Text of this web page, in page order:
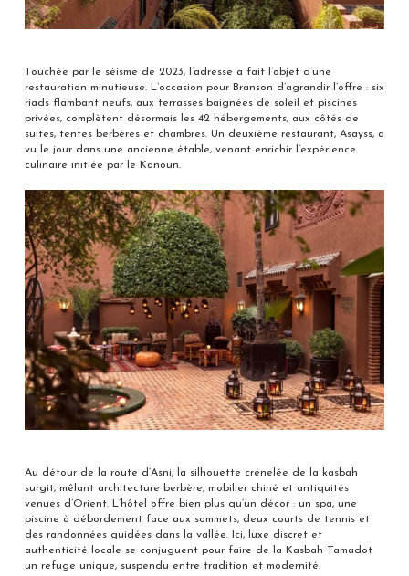
Touchée par le séisme de 2023, l’adresse a fait l’objet d’une
restauration minutieuse. L’occasion pour Branson d’agrandir l’offre : six
riads flambant neufs, aux terrasses baignées de soleil et piscines
privées, complètent désormais les 42 hébergements, aux côtés de
suites, tentes berbères et chambres. Un deuxième restaurant, Asayss, a
vu le jour dans une ancienne étable, venant enrichir l’expérience
culinaire initiée par le Kanoun.
Au détour de la route d’Asni, la silhouette crénelée de la kasbah
surgit, mêlant architecture berbère, mobilier chiné et antiquités
venues d’Orient. L’hôtel offre bien plus qu’un décor : un spa, une
piscine à débordement face aux sommets, deux courts de tennis et
des randonnées guidées dans la vallée. Ici, luxe discret et
authenticité locale se conjuguent pour faire de la Kasbah Tamadot
un refuge unique, suspendu entre tradition et modernité.